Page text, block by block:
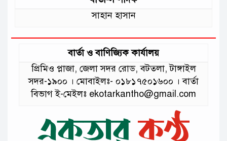
সাহান হাসান
বার্তা ও বাণিজ্যিক কার্যালয়
প্রিমিও প্লাজা, জেলা সদর রোড, বটতলা, টাঙ্গাইল
সদর-১৯০০ । মোবাইলঃ- ০১৮১৭৫০১৬০০ । বার্তা
বিভাগ ই-মেইলঃ ekotarkantho@gmail.com